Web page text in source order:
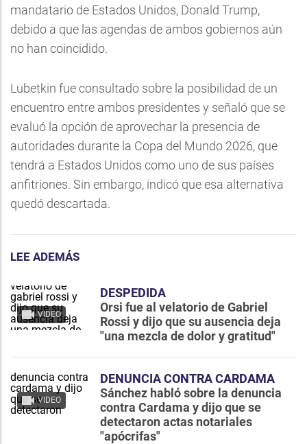
mandatario de Estados Unidos, Donald Trump,
debido a que las agendas de ambos gobiernos aún
no han coincidido.
Lubetkin fue consultado sobre la posibilidad de un
encuentro entre ambos presidentes y señaló que se
evaluó la opción de aprovechar la presencia de
autoridades durante la Copa del Mundo 2026, que
tendrá a Estados Unidos como uno de sus países
anfitriones. Sin embargo, indicó que esa alternativa
quedó descartada.
LEE ADEMÁS
VIDEO
DESPEDIDA
Orsi fue al velatorio de Gabriel
Rossi y dijo que su ausencia deja
"una mezcla de dolor y gratitud"
VIDEO
DENUNCIA CONTRA CARDAMA
Sánchez habló sobre la denuncia
contra Cardama y dijo que se
detectaron actas notariales
"apócrifas"